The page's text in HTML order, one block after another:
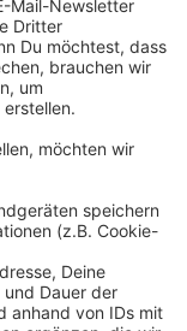
See in die
bei
größter
06.07.2019
können
Paddling,
im und rund
bei freiem
strömten
Besucher an